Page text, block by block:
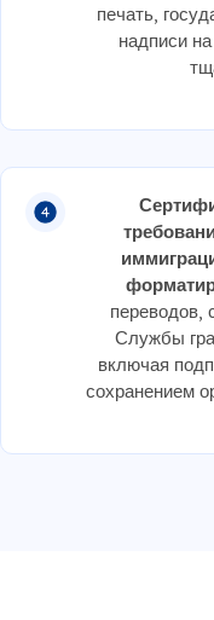
печать,
надписи
переводов,
Службы
включая
сохранением